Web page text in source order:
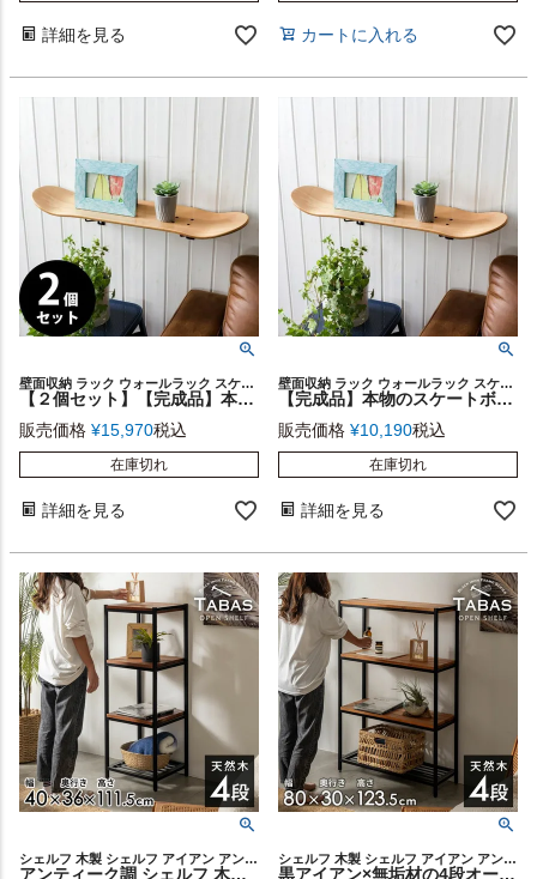
詳細を見る カートに入れる
壁面収納 ラック ウォールラック スケートボード スケボー
【２個セット】【完成品】本物のスケートボードから作られた ウォールシェルフ(set-91049)【生活雑貨のELEMENTS本店】
販売価格 ¥15,970税込
在庫切れ
詳細を見る
壁面収納 ラック ウォールラック スケートボード スケボー
【完成品】本物のスケートボードから作られた ウォールシェルフ(91049)【生活雑貨のELEMENTS本店】
販売価格 ¥10,190税込
在庫切れ
詳細を見る
シェルフ 木製 シェルフ アイアン アンティーク調 ラック 幅40 4段 北欧 キッチン スチールラック 無垢材 塩系 インテリア 男前 西海岸 家具
アンティーク調 シェルフ 木製 アイアンフレーム 4段シェルフ スリムタイプ タバス TABAS 幅40 ラック 北欧 無垢材 アイアン シェルフ ディスプレイ キッチンラック キッチン収納 棚 オープンラック スチールラック 家具 書棚 キャビネット 男前 西海岸 [63040]
シェルフ 木製 シェルフ アイアン アンティーク調 ラック 幅80 4段 北欧 キッチン スチールラック 無垢材 塩系 インテリア 男前 西海岸 家具
黒アイアン×無垢材の4段オープンシェルフ TABAS 幅80cm [63010]